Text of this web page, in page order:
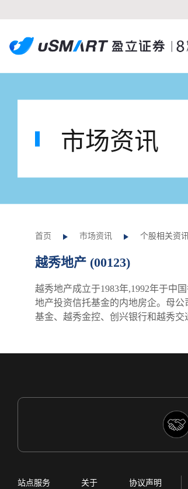
市场资讯
首页 市场资讯 个股相关资
越秀地产 (00123)
越秀地产成立于1983年,1992年于中
地产投资信托基金的内地房企。母
基金、越秀金控、创兴银行和越秀交
站点服务 关于 协议声明